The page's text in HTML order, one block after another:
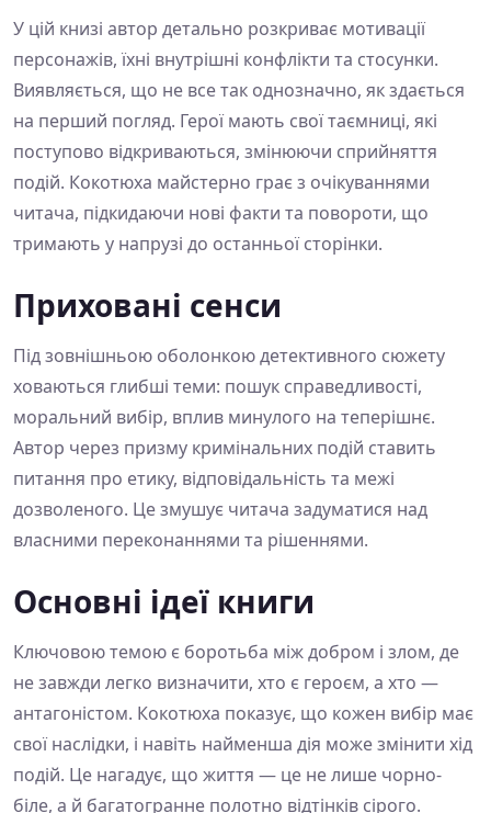
У цій книзі автор детально розкриває мотивації
персонажів, їхні внутрішні конфлікти та стосунки.
Виявляється, що не все так однозначно, як здається
на перший погляд. Герої мають свої таємниці, які
поступово відкриваються, змінюючи сприйняття
подій. Кокотюха майстерно грає з очікуваннями
читача, підкидаючи нові факти та повороти, що
тримають у напрузі до останньої сторінки.
Приховані сенси
Під зовнішньою оболонкою детективного сюжету
ховаються глибші теми: пошук справедливості,
моральний вибір, вплив минулого на теперішнє.
Автор через призму кримінальних подій ставить
питання про етику, відповідальність та межі
дозволеного. Це змушує читача задуматися над
власними переконаннями та рішеннями.
Основні ідеї книги
Ключовою темою є боротьба між добром і злом, де
не завжди легко визначити, хто є героєм, а хто —
антагоністом. Кокотюха показує, що кожен вибір має
свої наслідки, і навіть найменша дія може змінити хід
подій. Це нагадує, що життя — це не лише чорно-
біле, а й багатогранне полотно відтінків сірого.